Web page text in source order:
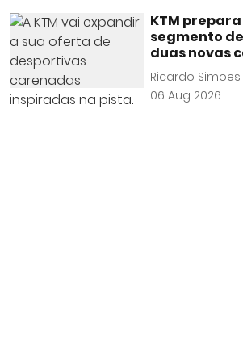
KTM
segmento
duas novas
Ricardo Simões
06 Aug 2026